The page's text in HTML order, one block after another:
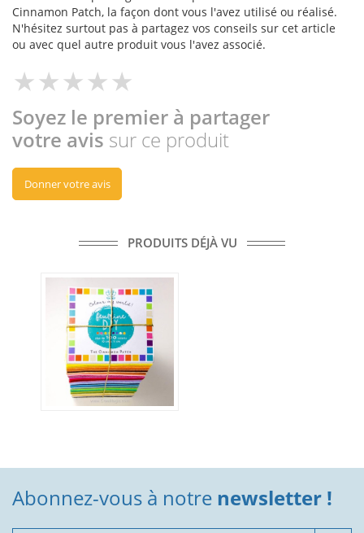
Cinnamon Patch, la façon dont vous l'avez utilisé ou réalisé.
N'hésitez surtout pas à partagez vos conseils sur cet article
ou avec quel autre produit vous l'avez associé.
Soyez le premier à partager
votre avis sur ce produit
Donner votre avis
PRODUITS DÉJÀ VU
Abonnez-vous à notre newsletter !